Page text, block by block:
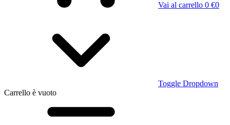
Vai al carrello 0 €0
Toggle Dropdown
Carrello è vuoto